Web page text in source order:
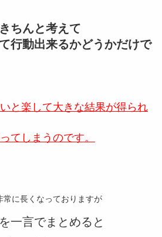
ちんと考えて
行動出来るかどうかだけで
と楽して大きな結果が得られ
てしまうのです。
常に長くなっておりますが
一言でまとめると